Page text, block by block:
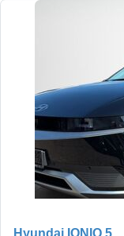
Hyundai IONIQ 5